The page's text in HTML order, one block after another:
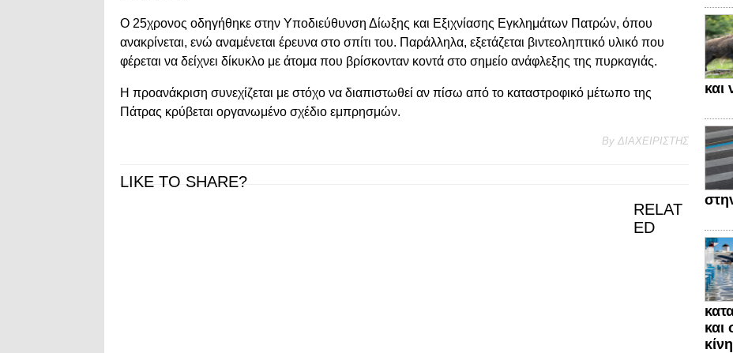
Ο 25χρονος οδηγήθηκε στην Υποδιεύθυνση Δίωξης και Εξιχνίασης Εγκλημάτων Πατρών, όπου
ανακρίνεται, ενώ αναμένεται έρευνα στο σπίτι του. Παράλληλα, εξετάζεται βιντεοληπτικό υλικό που
φέρεται να δείχνει δίκυκλο με άτομα που βρίσκονταν κοντά στο σημείο ανάφλεξης της πυρκαγιάς.
Η προανάκριση συνεχίζεται με στόχο να διαπιστωθεί αν πίσω από το καταστροφικό μέτωπο της
Πάτρας κρύβεται οργανωμένο σχέδιο εμπρησμών.
By ΔΙΑΧΕΙΡΙΣΤΗΣ
LIKE TO SHARE?
RELAT
ED
και
και